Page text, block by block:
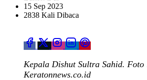
15 Sep 2023
2838 Kali Dibaca
Kepala Dishut Sultra Sahid.
Keratonnews.co.id